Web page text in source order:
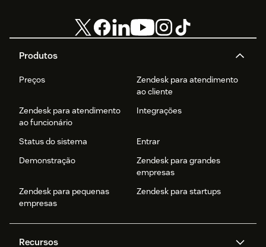
Produtos
Preços
Zendesk para atendimento
ao cliente
Zendesk para atendimento
ao funcionário
Integrações
Status do sistema
Entrar
Demonstração
Zendesk para grandes
empresas
Zendesk para pequenas
empresas
Zendesk para startups
Recursos